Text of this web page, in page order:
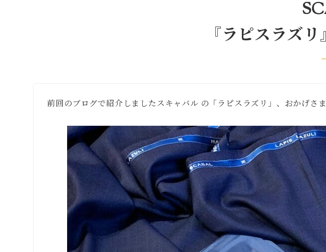
『ラピスラズ
前回のブログで紹介しましたスキャバル の「ラピスラズリ」、おかげさ